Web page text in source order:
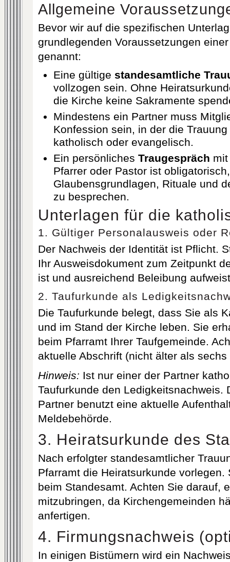
Allgemeine
Bevor wir auf die spezifischen
grundlegenden Voraussetzungen
genannt:
Eine gültige standesamtliche
vollzogen sein. Ohne
die Kirche keine Sakramente
Mindestens ein Partner muss
Konfession sein, in der die
katholisch oder evangelisch.
Ein persönliches Traugespräch
Pfarrer oder Pastor ist
Glaubensgrundlagen, Rituale und
zu besprechen.
Unterlagen für die
1. Gültiger Personalausweis oder
Der Nachweis der Identität ist Pflicht.
Ihr Ausweisdokument zum Zeitpunkt
ist und ausreichend Beleibung
2. Taufurkunde als
Die Taufurkunde belegt, dass Sie als
und im Stand der Kirche leben. Sie
beim Pfarramt Ihrer Taufgemeinde.
aktuelle Abschrift (nicht älter als
Hinweis: Ist nur einer der Partner
Taufurkunde den Ledigkeitsnachweis.
Partner benutzt eine aktuelle
Meldebehörde.
3. Heiratsurkunde des
Nach erfolgter standesamtlicher
Pfarramt die Heiratsurkunde
beim Standesamt. Achten Sie darauf,
mitzubringen, da Kirchengemeinden
anfertigen.
4. Firmungsnachweis
In einigen Bistümern wird ein